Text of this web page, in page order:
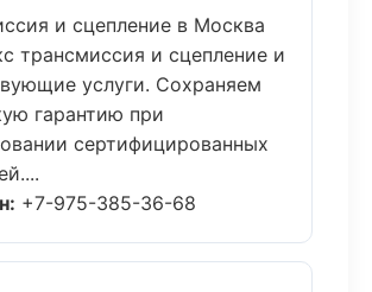
и сцепление в Москва
трансмиссия и сцепление и
услуги. Сохраняем
гарантию при
сертифицированных
+7-975-385-36-68